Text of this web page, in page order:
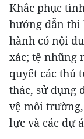
Khắc phục
hướng dẫn thi
hành có nội
xác; tệ nhũng
quyết các thủ
thác, sử dụng
vệ môi
lực và các dự